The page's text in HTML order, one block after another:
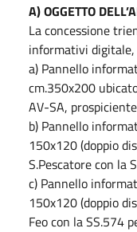
A) OGGETTO
La concessione
informativi
a) Pannello
cm.350x200
AV-SA,
b) Pannello
150x120 (doppio
S.Pescatore con la
c) Pannello
150x120 (doppio
Feo con la SS.574